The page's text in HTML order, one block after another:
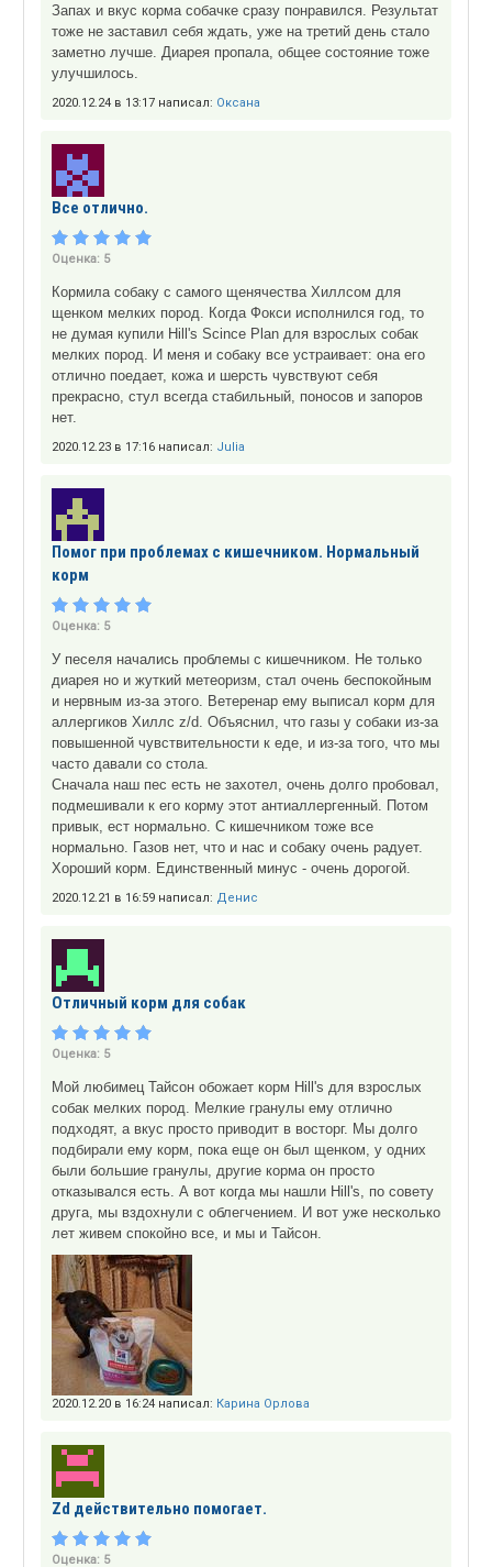
Запах и вкус корма собачке сразу понравился. Результат
тоже не заставил себя ждать, уже на третий день стало
заметно лучше. Диарея пропала, общее состояние тоже
улучшилось.
2020.12.24 в 13:17 написал: Оксана
Все отлично.
Оценка: 5
Кормила собаку с самого щенячества Хиллсом для
щенком мелких пород. Когда Фокси исполнился год, то
не думая купили Hill's Scince Plan для взрослых собак
мелких пород. И меня и собаку все устраивает: она его
отлично поедает, кожа и шерсть чувствуют себя
прекрасно, стул всегда стабильный, поносов и запоров
нет.
2020.12.23 в 17:16 написал: Julia
Помог при проблемах с кишечником. Нормальный
корм
Оценка: 5
У песеля начались проблемы с кишечником. Не только
диарея но и жуткий метеоризм, стал очень беспокойным
и нервным из-за этого. Ветеренар ему выписал корм для
аллергиков Хиллс z/d. Объяснил, что газы у собаки из-за
повышенной чувствительности к еде, и из-за того, что мы
часто давали со стола.
Сначала наш пес есть не захотел, очень долго пробовал,
подмешивали к его корму этот антиаллергенный. Потом
привык, ест нормально. С кишечником тоже все
нормально. Газов нет, что и нас и собаку очень радует.
Хороший корм. Единственный минус - очень дорогой.
2020.12.21 в 16:59 написал: Денис
Отличный корм для собак
Оценка: 5
Мой любимец Тайсон обожает корм Hill's для взрослых
собак мелких пород. Мелкие гранулы ему отлично
подходят, а вкус просто приводит в восторг. Мы долго
подбирали ему корм, пока еще он был щенком, у одних
были большие гранулы, другие корма он просто
отказывался есть. А вот когда мы нашли Hill's, по совету
друга, мы вздохнули с облегчением. И вот уже несколько
лет живем спокойно все, и мы и Тайсон.
2020.12.20 в 16:24 написал: Карина Орлова
Zd действительно помогает.
Оценка: 5